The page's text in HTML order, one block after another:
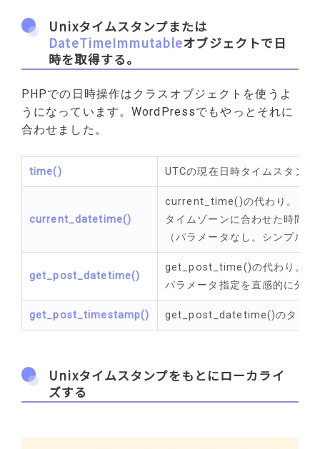
Unixタイムスタンプまたは
DateTimeImmutableオブジェクトで日
時を取得する。
PHPでの日時操作はクラスオブジェクトを使うよ
うになっています。WordPressでもやっとそれに
合わせました。
time() UTCの現在日時タイムスタン
current_datetime()
current_time()の代わり。
タイムゾーンに合わせた時間
（パラメータなし。シンプル
get_post_datetime()
get_post_time()の代わり。
パラメータ指定を直感的に分
get_post_timestamp() get_post_datetime()のタイム
Unixタイムスタンプをもとにローカライ
ズする